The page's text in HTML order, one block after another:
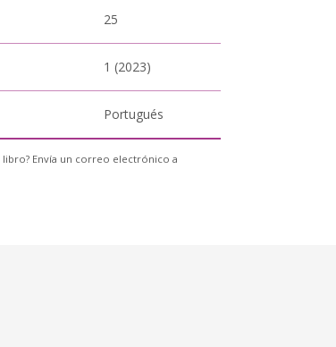
25
1 (2023)
Portugués
libro? Envía un correo electrónico a